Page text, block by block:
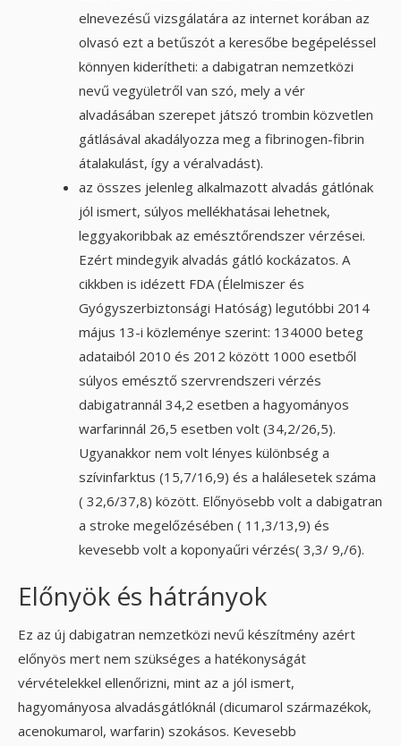
elnevezésű vizsgálatára az internet korában az
olvasó ezt a betűszót a keresőbe begépeléssel
könnyen kiderítheti: a dabigatran nemzetközi
nevű vegyületről van szó, mely a vér
alvadásában szerepet játszó trombin közvetlen
gátlásával akadályozza meg a fibrinogen-fibrin
átalakulást, így a véralvadást).
az összes jelenleg alkalmazott alvadás gátlónak
jól ismert, súlyos mellékhatásai lehetnek,
leggyakoribbak az emésztőrendszer vérzései.
Ezért mindegyik alvadás gátló kockázatos. A
cikkben is idézett FDA (Élelmiszer és
Gyógyszerbiztonsági Hatóság) legutóbbi 2014
május 13-i közleménye szerint: 134000 beteg
adataiból 2010 és 2012 között 1000 esetből
súlyos emésztő szervrendszeri vérzés
dabigatrannál 34,2 esetben a hagyományos
warfarinnál 26,5 esetben volt (34,2/26,5).
Ugyanakkor nem volt lényes különbség a
szívinfarktus (15,7/16,9) és a halálesetek száma
( 32,6/37,8) között. Előnyösebb volt a dabigatran
a stroke megelőzésében ( 11,3/13,9) és
kevesebb volt a koponyaűri vérzés( 3,3/ 9,/6).
Előnyök és hátrányok
Ez az új dabigatran nemzetközi nevű készítmény azért
előnyös mert nem szükséges a hatékonyságát
vérvételekkel ellenőrizni, mint az a jól ismert,
hagyományosa alvadásgátlóknál (dicumarol származékok,
acenokumarol, warfarin) szokásos. Kevesebb